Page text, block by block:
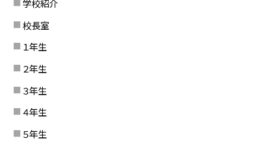
学校紹介
校長室
１年生
２年生
３年生
４年生
５年生